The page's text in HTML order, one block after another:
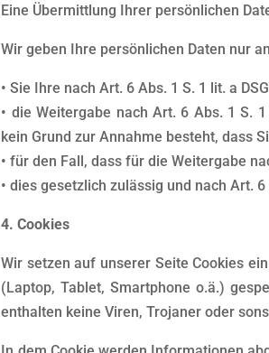
Eine Übermittlung Ihrer persönlichen
Wir geben Ihre persönlichen Daten nur
• Sie Ihre nach Art. 6 Abs. 1 S. 1 lit. a
• die Weitergabe nach Art. 6 Abs. 1 S.
kein Grund zur Annahme besteht, dass
• für den Fall, dass für die Weitergabe
• dies gesetzlich zulässig und nach Art.
4. Cookies
Wir setzen auf unserer Seite Cookies
(Laptop, Tablet, Smartphone o.ä.)
enthalten keine Viren, Trojaner oder